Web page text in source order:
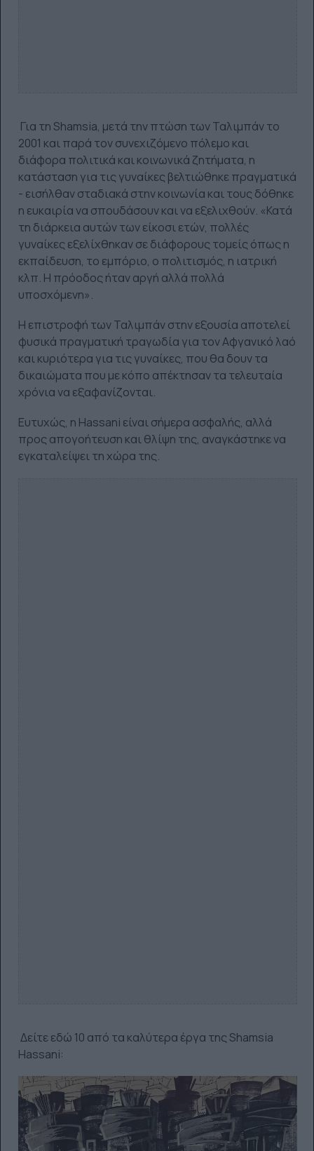
Για τη Shamsia, μετά την πτώση των Ταλιμπάν το
2001 και παρά τον συνεχιζόμενο πόλεμο και
διάφορα πολιτικά και κοινωνικά ζητήματα, η
κατάσταση για τις γυναίκες βελτιώθηκε πραγματικά
- εισήλθαν σταδιακά στην κοινωνία και τους δόθηκε
η ευκαιρία να σπουδάσουν και να εξελιχθούν. «Κατά
τη διάρκεια αυτών των είκοσι ετών, πολλές
γυναίκες εξελίχθηκαν σε διάφορους τομείς όπως η
εκπαίδευση, το εμπόριο, ο πολιτισμός, η ιατρική
κλπ. Η πρόοδος ήταν αργή αλλά πολλά
υποσχόμενη».
Η επιστροφή των Ταλιμπάν στην εξουσία αποτελεί
φυσικά πραγματική τραγωδία για τον Αφγανικό λαό
και κυριότερα για τις γυναίκες, που θα δουν τα
δικαιώματα που με κόπο απέκτησαν τα τελευταία
χρόνια να εξαφανίζονται.
Ευτυχώς, η Hassani είναι σήμερα ασφαλής, αλλά
προς απογοήτευση και θλίψη της, αναγκάστηκε να
εγκαταλείψει τη χώρα της.
Δείτε εδώ 10 από τα καλύτερα έργα της Shamsia
Hassani: